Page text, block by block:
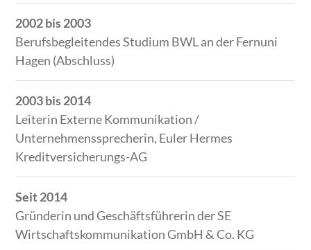
2002 bis 2003
Berufsbegleitendes Studium BWL an der Fernuni
Hagen (Abschluss)
2003 bis 2014
Leiterin Externe Kommunikation /
Unternehmenssprecherin, Euler Hermes
Kreditversicherungs-AG
Seit 2014
Gründerin und Geschäftsführerin der SE
Wirtschaftskommunikation GmbH & Co. KG